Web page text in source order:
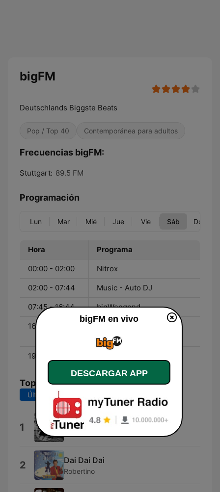
bigFM
Deutschlands Biggste Beats
Pop / Top 40 Contemporánea para adultos
Frecuencias bigFM:
Stuttgart: 89.5 FM
Programación
Lun Mar Mié Jue Vie Sáb Dom
Hora Programa
00:00 - 02:00 Nitrox
02:00 - 07:44 Music - Auto DJ
07:45 - 16:44 bigWeegend
16:45 - 19:44
Spotify Radio Show - mit
Daniel Kaiser
19:45 - 23:59
Top Canciones
Últimos 7 días
1 I Like That
2 Dai Dai Dai
Robertino
bigFM en vivo
DESCARGAR APP